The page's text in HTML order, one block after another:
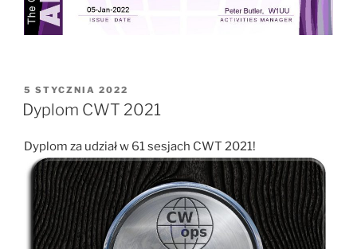
OPUBLIKOWANE
W
5 STYCZNIA 2022
Dyplom CWT 2021
Dyplom za udział w 61 sesjach CWT 2021!